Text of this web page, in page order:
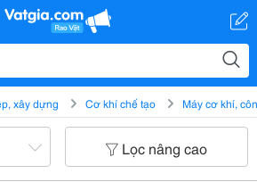
xây dựng Cơ khí chế tạo Máy cơ khí,
Lọc nâng cao